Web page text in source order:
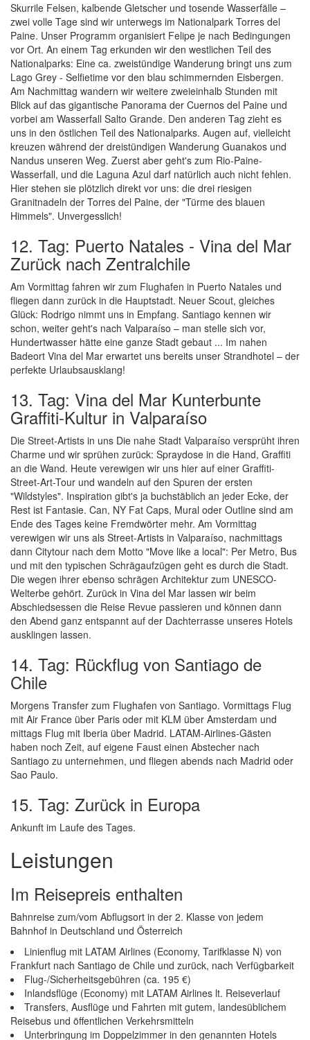
Skurrile Felsen, kalbende Gletscher und tosende Wasserfälle –
zwei volle Tage sind wir unterwegs im Nationalpark Torres del
Paine. Unser Programm organisiert Felipe je nach Bedingungen
vor Ort. An einem Tag erkunden wir den westlichen Teil des
Nationalparks: Eine ca. zweistündige Wanderung bringt uns zum
Lago Grey - Selfietime vor den blau schimmernden Eisbergen.
Am Nachmittag wandern wir weitere zweieinhalb Stunden mit
Blick auf das gigantische Panorama der Cuernos del Paine und
vorbei am Wasserfall Salto Grande. Den anderen Tag zieht es
uns in den östlichen Teil des Nationalparks. Augen auf, vielleicht
kreuzen während der dreistündigen Wanderung Guanakos und
Nandus unseren Weg. Zuerst aber geht's zum Rio-Paine-
Wasserfall, und die Laguna Azul darf natürlich auch nicht fehlen.
Hier stehen sie plötzlich direkt vor uns: die drei riesigen
Granitnadeln der Torres del Paine, der "Türme des blauen
Himmels". Unvergesslich!
12. Tag: Puerto Natales - Vina del Mar
Zurück nach Zentralchile
Am Vormittag fahren wir zum Flughafen in Puerto Natales und
fliegen dann zurück in die Hauptstadt. Neuer Scout, gleiches
Glück: Rodrigo nimmt uns in Empfang. Santiago kennen wir
schon, weiter geht's nach Valparaíso – man stelle sich vor,
Hundertwasser hätte eine ganze Stadt gebaut ... Im nahen
Badeort Vina del Mar erwartet uns bereits unser Strandhotel – der
perfekte Urlaubsausklang!
13. Tag: Vina del Mar Kunterbunte
Graffiti-Kultur in Valparaíso
Die Street-Artists in uns Die nahe Stadt Valparaíso versprüht ihren
Charme und wir sprühen zurück: Spraydose in die Hand, Graffiti
an die Wand. Heute verewigen wir uns hier auf einer Graffiti-
Street-Art-Tour und wandeln auf den Spuren der ersten
"Wildstyles". Inspiration gibt's ja buchstäblich an jeder Ecke, der
Rest ist Fantasie. Can, NY Fat Caps, Mural oder Outline sind am
Ende des Tages keine Fremdwörter mehr. Am Vormittag
verewigen wir uns als Street-Artists in Valparaíso, nachmittags
dann Citytour nach dem Motto "Move like a local": Per Metro, Bus
und mit den typischen Schrägaufzügen geht es durch die Stadt.
Die wegen ihrer ebenso schrägen Architektur zum UNESCO-
Welterbe gehört. Zurück in Vina del Mar lassen wir beim
Abschiedsessen die Reise Revue passieren und können dann
den Abend ganz entspannt auf der Dachterrasse unseres Hotels
ausklingen lassen.
14. Tag: Rückflug von Santiago de
Chile
Morgens Transfer zum Flughafen von Santiago. Vormittags Flug
mit Air France über Paris oder mit KLM über Amsterdam und
mittags Flug mit Iberia über Madrid. LATAM-Airlines-Gästen
haben noch Zeit, auf eigene Faust einen Abstecher nach
Santiago zu unternehmen, und fliegen abends nach Madrid oder
Sao Paulo.
15. Tag: Zurück in Europa
Ankunft im Laufe des Tages.
Leistungen
Im Reisepreis enthalten
Bahnreise zum/vom Abflugsort in der 2. Klasse von jedem
Bahnhof in Deutschland und Österreich
Linienflug mit LATAM Airlines (Economy, Tarifklasse N) von
Frankfurt nach Santiago de Chile und zurück, nach Verfügbarkeit
Flug-/Sicherheitsgebühren (ca. 195 €)
Inlandsflüge (Economy) mit LATAM Airlines lt. Reiseverlauf
Transfers, Ausflüge und Fahrten mit gutem, landesüblichem
Reisebus und öffentlichen Verkehrsmitteln
Unterbringung im Doppelzimmer in den genannten Hotels